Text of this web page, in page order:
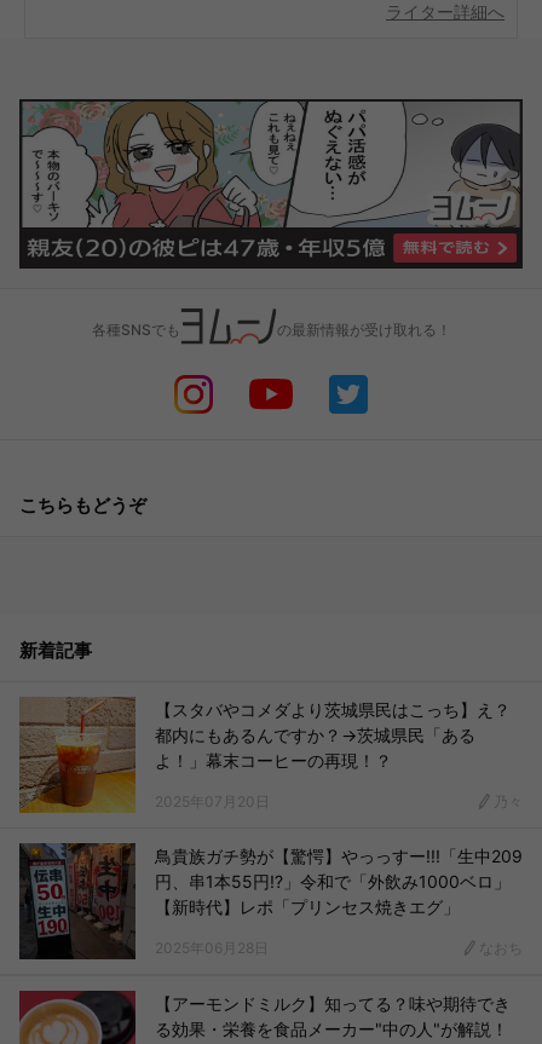
ライター詳細へ
各種SNSでも の最新情報が受け取れる！
こちらもどうぞ
新着記事
【スタバやコメダより茨城県民はこっち】え？
都内にもあるんですか？→茨城県民「ある
よ！」幕末コーヒーの再現！？
2025年07月20日 乃々
鳥貴族ガチ勢が【驚愕】やっっすー!!!「生中209
円、串1本55円!?」令和で「外飲み1000ベロ」
【新時代】レポ「プリンセス焼きエグ」
2025年06月28日 なおち
【アーモンドミルク】知ってる？味や期待でき
る効果・栄養を食品メーカー"中の人"が解説！